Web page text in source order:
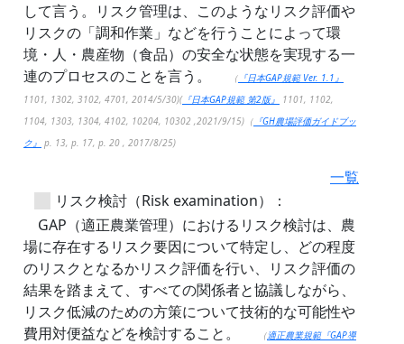
して言う。リスク管理は、このようなリスク評価や
リスクの「調和作業」などを行うことによって環
境・人・農産物（食品）の安全な状態を実現する一
連のプロセスのことを言う。
（ 『日本GAP規範 Ver. 1.1』
1101, 1302, 3102, 4701, 2014/5/30)(『日本GAP規範 第2版』
1101, 1102,
1104, 1303, 1304, 4102, 10204, 10302 ,2021/9/15)（ 『GH農場評価ガイドブッ
ク』 p. 13, p. 17, p. 20 , 2017/8/25)
一覧
リスク検討（Risk examination）：
GAP（適正農業管理）におけるリスク検討は、農
場に存在するリスク要因について特定し、どの程度
のリスクとなるかリスク評価を行い、リスク評価の
結果を踏まえて、すべての関係者と協議しながら、
リスク低減のための方策について技術的な可能性や
費用対便益などを検討すること。
（適正農業規範『GAP導